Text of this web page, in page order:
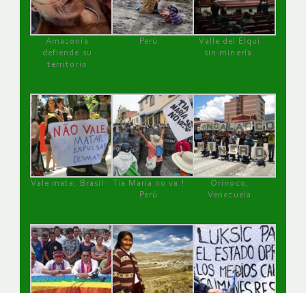
Amazonía
defiende su
territorio
Perú
Valle del Elqui
sin minería.
Vale mata, Brasil
Tía María no va !
Perú
Orinoco,
Venezuela